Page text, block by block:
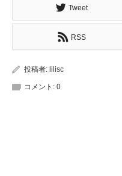
Tweet
RSS
投稿者: lilisc
コメント: 0